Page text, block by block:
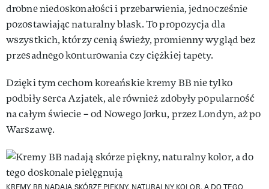
drobne niedoskonałości i przebarwienia, jednocześnie
pozostawiając naturalny blask. To propozycja dla
wszystkich, którzy cenią świeży, promienny wygląd bez
przesadnego konturowania czy ciężkiej tapety.
Dzięki tym cechom koreańskie kremy BB nie tylko
podbiły serca Azjatek, ale również zdobyły popularność
na całym świecie – od Nowego Jorku, przez Londyn, aż po
Warszawę.
KREMY BB NADAJĄ SKÓRZE PIĘKNY, NATURALNY KOLOR, A DO TEGO